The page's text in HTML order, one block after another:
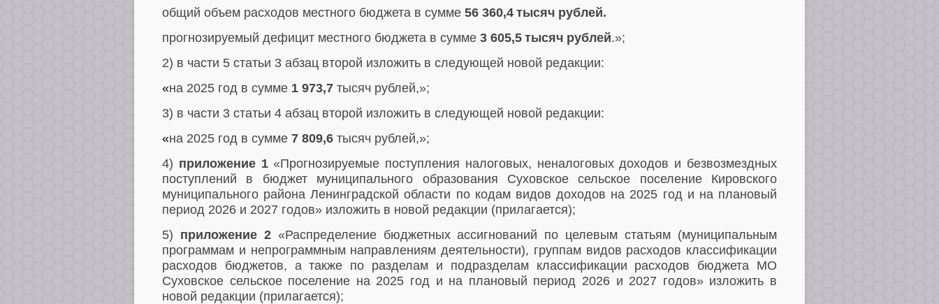
общий объем расходов местного бюджета в сумме 56 360,4 тысяч рублей.
прогнозируемый дефицит местного бюджета в сумме 3 605,5 тысяч рублей.»;
2) в части 5 статьи 3 абзац второй изложить в следующей новой редакции:
«на 2025 год в сумме 1 973,7 тысяч рублей,»;
3) в части 3 статьи 4 абзац второй изложить в следующей новой редакции:
«на 2025 год в сумме 7 809,6 тысяч рублей,»;
4) приложение 1«Прогнозируемые поступления налоговых, неналоговых доходов и безвозмездных
поступлений в бюджет муниципального образования Суховское сельское поселение Кировского
муниципального района Ленинградской области по кодам видов доходов на 2025 год и на плановый
период 2026 и 2027 годов» изложить в новой редакции (прилагается);
5) приложение 2«Распределение бюджетных ассигнований по целевым статьям (муниципальным
программам и непрограммным направлениям деятельности), группам видов расходов классификации
расходов бюджетов, а также по разделам и подразделам классификации расходов бюджета МО
Суховское сельское поселение на 2025 год и на плановый период 2026 и 2027 годов» изложить в
новой редакции (прилагается);